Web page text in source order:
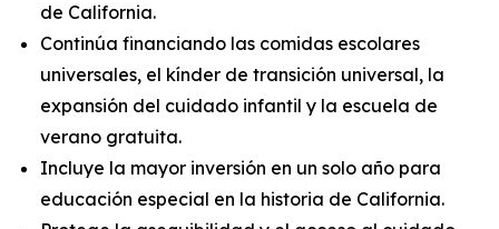
de California.
Continúa financiando las comidas escolares
universales, el kínder de transición universal, la
expansión del cuidado infantil y la escuela de
verano gratuita.
Incluye la mayor inversión en un solo año para
educación especial en la historia de California.